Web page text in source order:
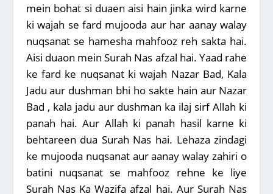
mein bohat si duaen aisi hain jinka wird karne
ki wajah se fard mujooda aur har aanay walay
nuqsanat se hamesha mahfooz reh sakta hai.
Aisi duaon mein Surah Nas afzal hai. Yaad rahe
ke fard ke nuqsanat ki wajah Nazar Bad, Kala
Jadu aur dushman bhi ho sakte hain aur Nazar
Bad , kala jadu aur dushman ka ilaj sirf Allah ki
panah hai. Aur Allah ki panah hasil karne ki
behtareen dua Surah Nas hai. Lehaza zindagi
ke mujooda nuqsanat aur aanay walay zahiri o
batini nuqsanat se mahfooz rehne ke liye
Surah Nas Ka Wazifa afzal hai. Aur Surah Nas